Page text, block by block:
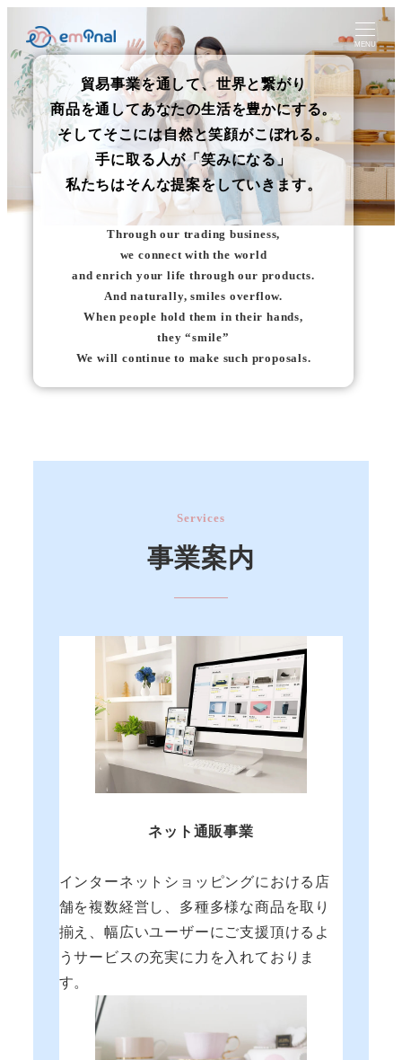
MENU
貿易事業を通して、世界と繋がり
商品を通してあなたの生活を豊かにする。
そしてそこには自然と笑顔がこぼれる。
手に取る人が「笑みになる」
私たちはそんな提案をしていきます。
Through our trading business,
we connect with the world
and enrich your life through our products.
And naturally, smiles overflow.
When people hold them in their hands,
they “smile”
We will continue to make such proposals.
Services
事業案内
ネット通販事業
インターネットショッピングにおける店
舗を複数経営し、多種多様な商品を取り
揃え、幅広いユーザーにご支援頂けるよ
うサービスの充実に力を入れておりま
す。